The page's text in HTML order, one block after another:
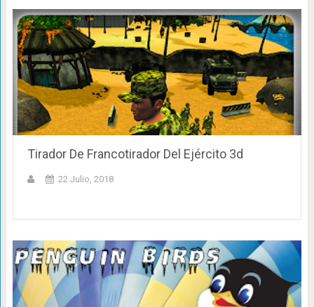
Tirador De Francotirador Del Ejército 3d
22 Julio, 2018